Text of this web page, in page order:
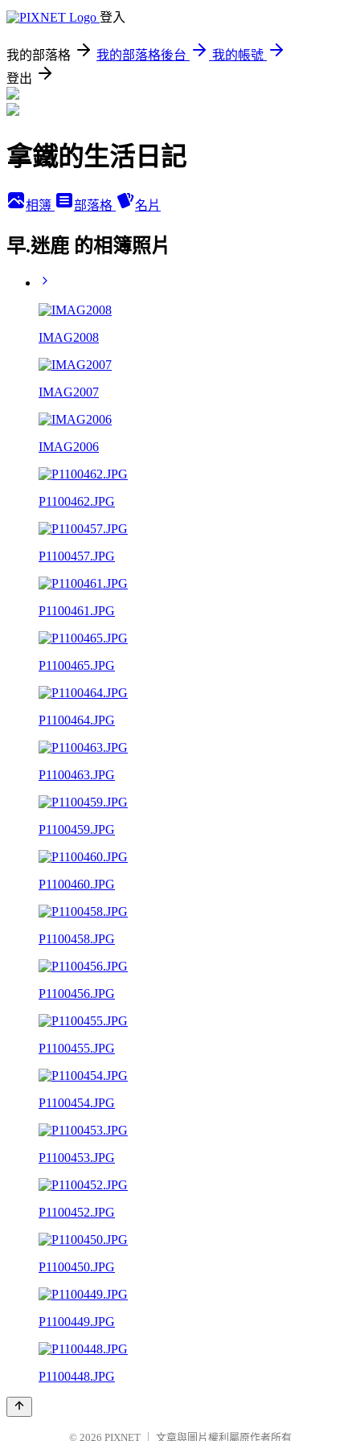
登入
我的部落格 我的部落格後台
我的帳號
登出
拿鐵的生活日記
相簿 部落格 名片
早.迷鹿 的相簿照片
IMAG2008
IMAG2007
IMAG2006
P1100462.JPG
P1100457.JPG
P1100461.JPG
P1100465.JPG
P1100464.JPG
P1100463.JPG
P1100459.JPG
P1100460.JPG
P1100458.JPG
P1100456.JPG
P1100455.JPG
P1100454.JPG
P1100453.JPG
P1100452.JPG
P1100450.JPG
P1100449.JPG
P1100448.JPG
© 2026 PIXNET 文章與圖片權利屬原作者所有